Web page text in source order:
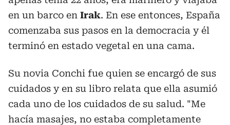
en un barco en Irak. En ese entonces, España
comenzaba sus pasos en la democracia y él
terminó en estado vegetal en una cama.
Su novia Conchi fue quien se encargó de sus
cuidados y en su libro relata que ella asumió
cada uno de los cuidados de su salud. "Me
hacía masajes, no estaba completamente